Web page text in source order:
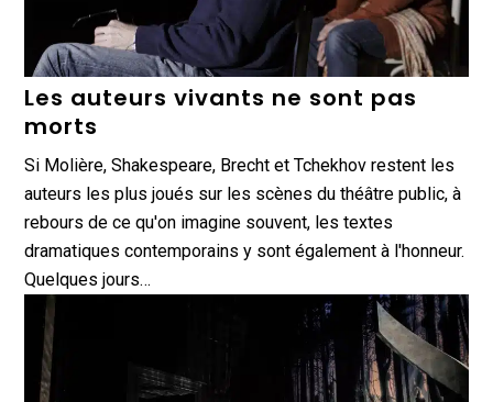
Les auteurs vivants ne sont pas
morts
Si Molière, Shakespeare, Brecht et Tchekhov restent les
auteurs les plus joués sur les scènes du théâtre public, à
rebours de ce qu'on imagine souvent, les textes
dramatiques contemporains y sont également à l'honneur.
Quelques jours…